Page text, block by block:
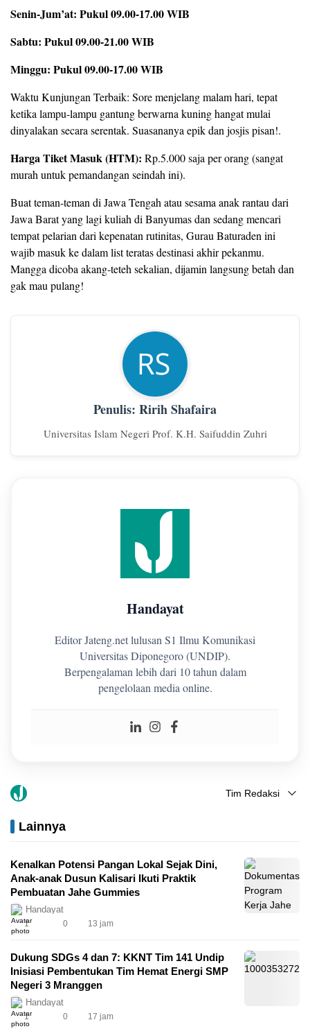
Senin-Jum’at: Pukul 09.00-17.00 WIB
Sabtu: Pukul 09.00-21.00 WIB
Minggu: Pukul 09.00-17.00 WIB
​Waktu Kunjungan Terbaik: Sore menjelang malam hari, tepat
ketika lampu-lampu gantung berwarna kuning hangat mulai
dinyalakan secara serentak. Suasananya epik dan josjis pisan!.
Harga Tiket Masuk (HTM): Rp.5.000 saja per orang (sangat
murah untuk pemandangan seindah ini).
Buat teman-teman di Jawa Tengah atau sesama anak rantau dari
Jawa Barat yang lagi kuliah di Banyumas dan sedang mencari
tempat pelarian dari kepenatan rutinitas, Gurau Baturaden ini
wajib masuk ke dalam list teratas destinasi akhir pekanmu.
Mangga dicoba akang-teteh sekalian, dijamin langsung betah dan
gak mau pulang!
Penulis: Ririh Shafaira
Universitas Islam Negeri Prof. K.H. Saifuddin Zuhri
Handayat
Editor Jateng.net lulusan S1 Ilmu Komunikasi
Universitas Diponegoro (UNDIP).
Berpengalaman lebih dari 10 tahun dalam
pengelolaan media online.
Tim Redaksi
Lainnya
Kenalkan Potensi Pangan Lokal Sejak Dini,
Anak-anak Dusun Kalisari Ikuti Praktik
Pembuatan Jahe Gummies
Handayat
1 0 13 jam
Dukung SDGs 4 dan 7: KKNT Tim 141 Undip
Inisiasi Pembentukan Tim Hemat Energi SMP
Negeri 3 Mranggen
Handayat
1 0 17 jam